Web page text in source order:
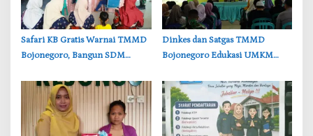
‎Safari KB Gratis Warnai TMMD
Bojonegoro, Bangun SDM
‎Dinkes dan Satgas TMMD
Bojonegoro Edukasi UMKM
dan Formalin